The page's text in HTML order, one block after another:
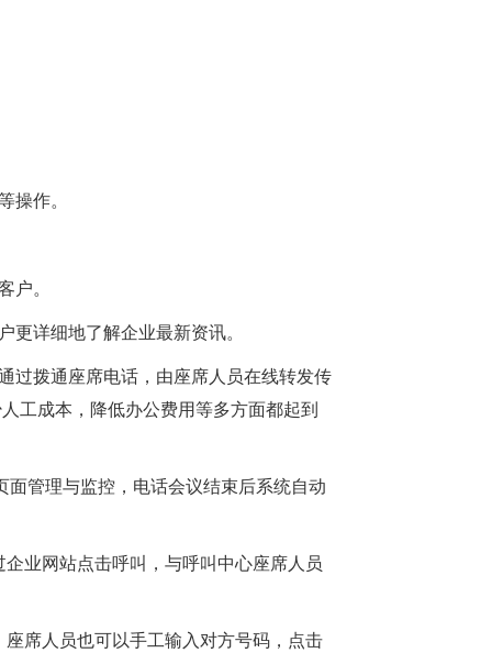
操作。
户。
更详细地了解企业最新资讯。
过拨通座席电话，由座席人员在线转发传
工成本，降低办公费用等多方面都起到
面管理与监控，电话会议结束后系统自动
业网站点击呼叫，与呼叫中心座席人员
席人员也可以手工输入对方号码，点击